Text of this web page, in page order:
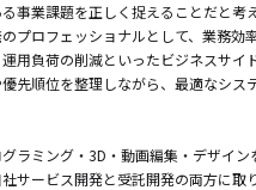
事業課題を正しく捉えることだと考え
プロフェッショナルとして、業務効
用負荷の削減といったビジネスサイ
先順位を整理しながら、最適なシス
ラミング・3D・動画編集・デザイン
サービス開発と受託開発の両方に取